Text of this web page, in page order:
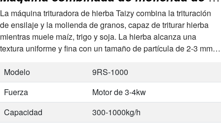
La máquina trituradora de hierba Taizy combina la trituración
de ensilaje y la molienda de granos, capaz de triturar hierba
mientras muele maíz, trigo y soja. La hierba alcanza una
textura uniforme y fina con un tamaño de partícula de 2-3 mm,
Modelo
9RS-1000
Fuerza
Motor de 3-4kw
Capacidad
300-1000kg/h